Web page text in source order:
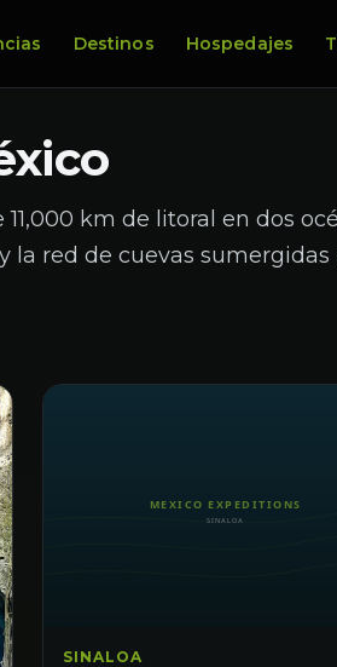
Destinos Hospedajes
km de litoral en dos
red de cuevas sumergidas
SINALOA